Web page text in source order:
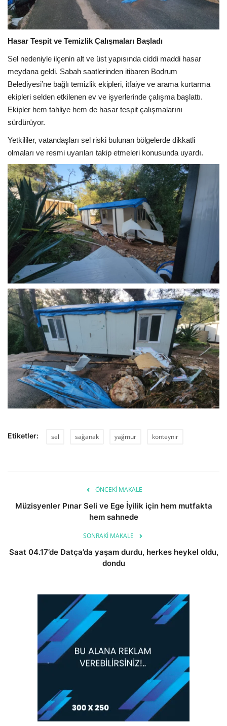
Hasar Tespit ve Temizlik Çalışmaları Başladı
Sel nedeniyle ilçenin alt ve üst yapısında ciddi maddi hasar
meydana geldi. Sabah saatlerinden itibaren Bodrum
Belediyesi’ne bağlı temizlik ekipleri, itfaiye ve arama kurtarma
ekipleri selden etkilenen ev ve işyerlerinde çalışma başlattı.
Ekipler hem tahliye hem de hasar tespit çalışmalarını
sürdürüyor.
Yetkililer, vatandaşları sel riski bulunan bölgelerde dikkatli
olmaları ve resmi uyarıları takip etmeleri konusunda uyardı.
Etiketler: sel sağanak yağmur konteynır
ÖNCEKI MAKALE
Müzisyenler Pınar Seli ve Ege İyilik için hem mutfakta
hem sahnede
SONRAKI MAKALE
Saat 04.17’de Datça’da yaşam durdu, herkes heykel oldu,
dondu